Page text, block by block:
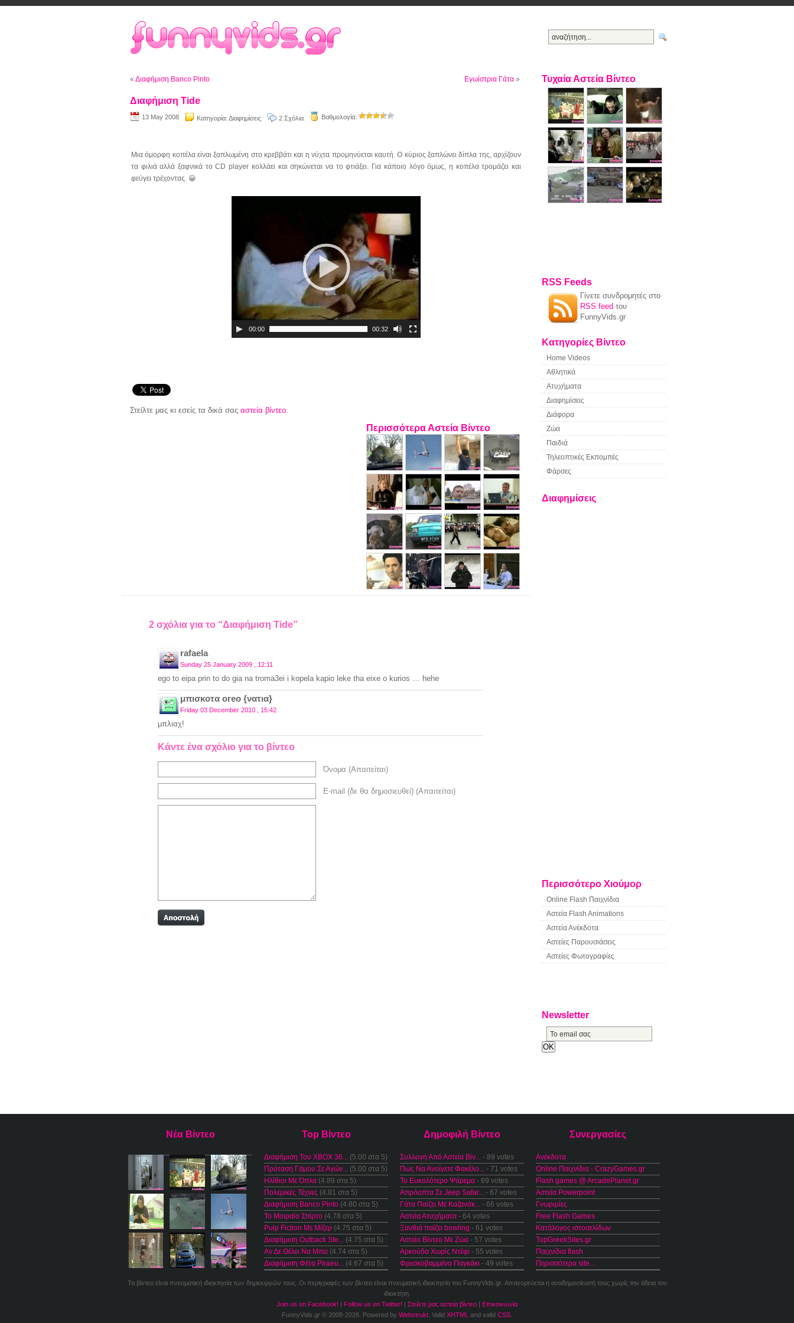
« Διαφήμιση Banco Pinto Εγωίστρια Γάτα »
Διαφήμιση Tide
13 May 2008 Κατηγορία: Διαφημίσεις 2 Σχόλια Βαθμολογία:
Μια όμορφη κοπέλα είναι ξαπλωμένη στο κρεββάτι και η νύχτα προμηνύεται καυτή. Ο κύριος ξαπλώνει δίπλα της, αρχίζουν
τα φιλιά αλλά ξαφνικά το CD player κολλάει και σηκώνεται να το φτιάξει. Για κάποιο λόγο όμως, η κοπέλα τρομάζει και
φεύγει τρέχοντας. 😀
00:00 00:32
Στείλτε μας κι εσείς τα δικά σας αστεία βίντεο.
Περισσότερα Αστεία Βίντεο
2 σχόλια για το “Διαφήμιση Tide”
rafaela
Sunday 25 January 2009 , 12:11
ego to eipa prin to do gia na troma3ei i kopela kapio leke tha eixe o kurios … hehe
μπισκοτα oreo {νατια}
Friday 03 December 2010 , 15:42
μπλιαχ!
Κάντε ένα σχόλιο για το βίντεο
Όνομα (Απαιτείται)
E-mail (δε θα δημοσιευθεί) (Απαιτείται)
Τυχαία Αστεία Βίντεο
RSS Feeds
Γίνετε συνδρομητές στο
RSS feed του
FunnyVids.gr
Κατηγορίες Βίντεο
Home Videos
Αθλητικά
Ατυχήματα
Διαφημίσεις
Διάφορα
Ζώα
Παιδιά
Τηλεοπτικές Εκπομπές
Φάρσες
Διαφημίσεις
Περισσότερο Χιούμορ
Online Flash Παιχνίδια
Αστεία Flash Animations
Αστεία Ανέκδοτα
Αστείες Παρουσιάσεις
Αστείες Φωτογραφίες
Newsletter
Νέα Βίντεο Top Βίντεο
Διαφήμιση Του XBOX 36... (5.00 στα 5)
Πρόταση Γάμου Σε Αγών... (5.00 στα 5)
Ηλίθιοι Με Όπλα (4.89 στα 5)
Πολεμικές Τέχνες (4.81 στα 5)
Διαφήμιση Banco Pinto (4.80 στα 5)
Το Μοιραίο Σπίρτο (4.78 στα 5)
Pulp Fiction Με Μίξερ (4.75 στα 5)
Διαφήμιση Outback Ste... (4.75 στα 5)
Αν Δε Θέλει Να Μπει (4.74 στα 5)
Διαφήμιση Φέτα Piraeu... (4.67 στα 5)
Δημοφιλή Βίντεο
Συλλογή Από Αστεία Βίν... - 89 votes
Πως Να Ανοίγετε Φακέλο... - 71 votes
Το Ευκολότερο Ψάρεμα - 69 votes
Απρόοπτα Σε Jeep Safar... - 67 votes
Γάτα Παίζει Με Καζανάκ... - 66 votes
Αστεία Ατυχήματα - 64 votes
Ξανθιά παίζει bowling - 61 votes
Αστείο Βίντεο Με Ζώα - 57 votes
Αρκούδα Χωρίς Ντέφι - 55 votes
Φρεσκοβαμμένο Παγκάκι - 49 votes
Συνεργασίες
Ανέκδοτα
Online Παιχνίδια - CrazyGames.gr
Flash games @ ArcadePlanet.gr
Αστεία Powerpoint
Γνωριμίες
Free Flash Games
Κατάλογος ιστοσελίδων
TopGreekSites.gr
Παιχνίδια flash
Περισσότερα site...
Τα βίντεο είναι πνευματική ιδιοκτησία των δημιουργών τους. Οι περιγραφές των βίντεο είναι πνευματική ιδιοκτησία του FunnyVids.gr. Απαγορεύεται η αναδημοσίευσή τους χωρίς την άδεια του
ιδιοκτήτη.
Join us on Facebook! | Follow us on Twitter! | Στείλτε μας αστεία βίντεο | Επικοινωνία
FunnyVids.gr © 2008-2026. Powered by Webstrukt . Valid XHTML and valid CSS